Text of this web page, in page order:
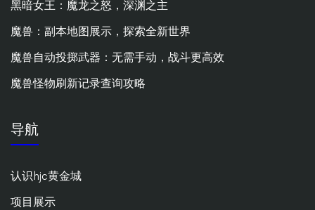
黑暗女王：魔龙之怒，深渊之主
魔兽：副本地图展示，探索全新世界
魔兽自动投掷武器：无需手动，战斗更高效
魔兽怪物刷新记录查询攻略
导航
认识hjc黄金城
项目展示